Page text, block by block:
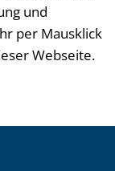
und
per Mausklick
Webseite.